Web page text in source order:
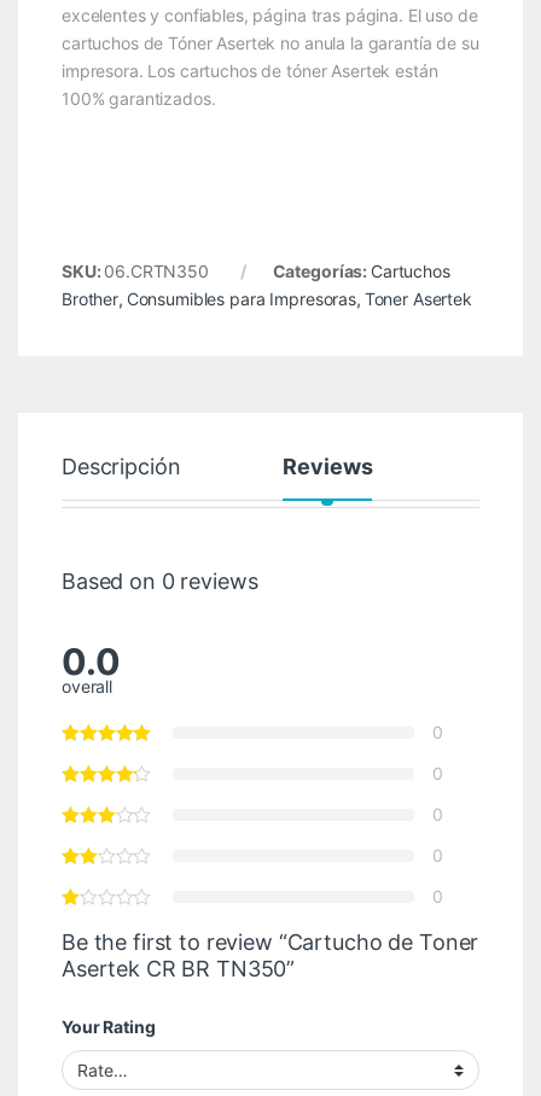
excelentes y confiables, página tras página. El uso de
cartuchos de Tóner Asertek no anula la garantía de su
impresora. Los cartuchos de tóner Asertek están
100% garantizados.
SKU: 06.CRTN350 Categorías: Cartuchos
Brother, Consumibles para Impresoras, Toner Asertek
Descripción Reviews
Based on 0 reviews
0.0
overall
0
0
0
0
0
Be the first to review “Cartucho de Toner
Asertek CR BR TN350”
Your Rating